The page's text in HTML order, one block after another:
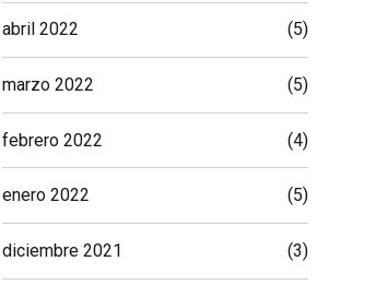
abril 2022 (5)
marzo 2022 (5)
febrero 2022 (4)
enero 2022 (5)
diciembre 2021 (3)